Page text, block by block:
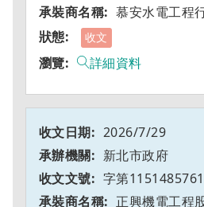
慕安水電工程
收文
詳細資料
2026/7/29
新北市政府
字第
正興機電工程